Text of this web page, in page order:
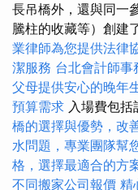
長吊橋外，還與同一
騰柱的收藏等）創建
業律師為您提供法律
潔服務 台北會計師事
父母提供安心的晚年
預算需求 入場費包括
橋的選擇與優勢，改
水問題，專業團隊幫
格，選擇最適合的方
不同搬家公司報價 精